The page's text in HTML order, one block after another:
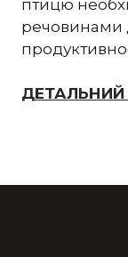
птицю
речовинами